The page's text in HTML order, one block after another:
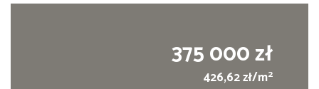
375 000 zł
426,62 zł/m2